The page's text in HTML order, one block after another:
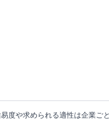
度や求められる適性は企業ご